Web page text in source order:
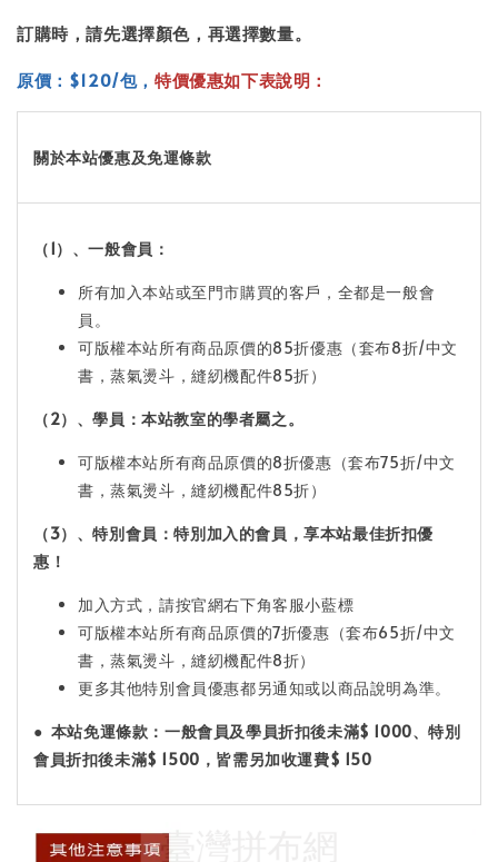
訂購時，請先選擇顏色，再選擇數量。
原價：$120/包，特價優惠如下表說明：
關於本站優惠及免運條款
（1）、一般會員：
所有加入本站或至門市購買的客戶，全都是一般會
員。
可版權本站所有商品原價的85折優惠（套布8折/中文
書，蒸氣燙斗，縫紉機配件85折）
（2）、學員：本站教室的學者屬之。
可版權本站所有商品原價的8折優惠（套布75折/中文
書，蒸氣燙斗，縫紉機配件85折）
（3）、特別會員：特別加入的會員，享本站最佳折扣優
惠！
加入方式，請按官網右下角客服小藍標
可版權本站所有商品原價的7折優惠（套布65折/中文
書，蒸氣燙斗，縫紉機配件8折）
更多其他特別會員優惠都另通知或以商品說明為準。
● 本站免運條款：一般會員及學員折扣後未滿$ 1000、特別
會員折扣後未滿$ 1500 ，皆需另加收運費$ 150